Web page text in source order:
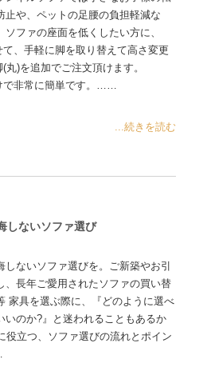
止や、ペットの足腰の負担軽減な
ソファの座面を低くしたい方に、
、手軽に脚を取り替えて高さ変更
)を追加でご注文頂けます。
で非常に簡単です。……
...続きを読む
しないソファ選び
しないソファ選びを。ご新築やお引
、長年ご愛用されたソファの買い替
家具を選ぶ際に、『どのように選べ
いのか?』と迷われることもあるか
役立つ、ソファ選びの流れとポイン